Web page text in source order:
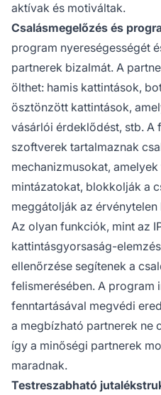
aktívak és motiváltak.
Csalásmegelőzés és
program nyereségességét
partnerek bizalmát. A
ölthet: hamis kattintások,
ösztönzött kattintások,
vásárlói érdeklődést, stb. A
szoftverek tartalmaznak
mechanizmusokat,
mintázatokat, blokkolják a
meggátolják az
Az olyan funkciók, mint az
kattintásgyorsaság-
ellenőrzése segítenek a
felismerésében. A program
fenntartásával megvédi
a megbízható partnerek ne
így a minőségi partnerek
maradnak.
Testreszabható